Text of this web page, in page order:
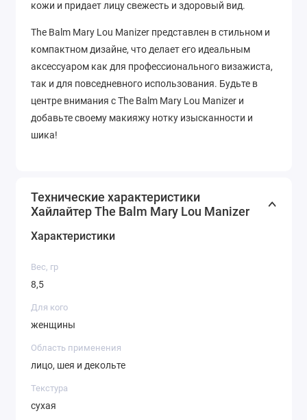
кожи и придает лицу свежесть и здоровый вид.
The Balm Mary Lou Manizer представлен в стильном и
компактном дизайне, что делает его идеальным
аксессуаром как для профессионального визажиста,
так и для повседневного использования. Будьте в
центре внимания с The Balm Mary Lou Manizer и
добавьте своему макияжу нотку изысканности и
шика!
Технические характеристики
Хайлайтер The Balm Mary Lou Manizer
Характеристики
Вес, гр
8,5
Для кого
женщины
Область применения
лицо, шея и декольте
Текстура
сухая